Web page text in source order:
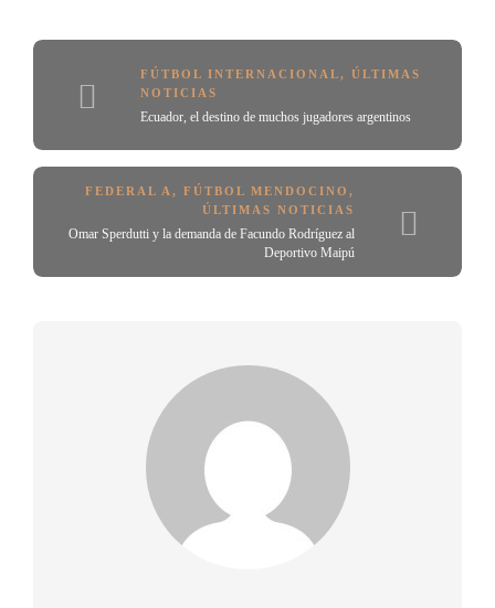
FÚTBOL INTERNACIONAL, ÚLTIMAS
NOTICIAS
Ecuador, el destino de muchos jugadores argentinos
FEDERAL A , FÚTBOL MENDOCINO ,
ÚLTIMAS NOTICIAS
Omar Sperdutti y la demanda de Facundo Rodríguez al
Deportivo Maipú